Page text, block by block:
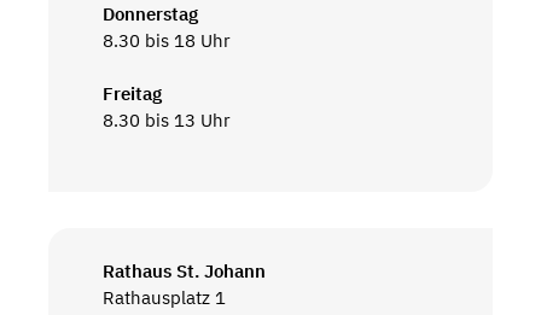
Donnerstag
8.30 bis 18 Uhr
Freitag
8.30 bis 13 Uhr
Rathaus St. Johann
Rathausplatz 1